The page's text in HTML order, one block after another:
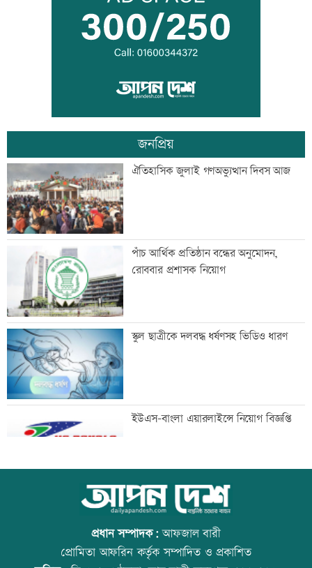
সূচকের উত্থানে লেনদেন ৯০৮ কোটি টাকা
শেখ হাসিনা-হাদির খুনিদের ফেরত চায়
বাংলাদেশ
বেসরকারি গবেষণা সংস্থা সিপিডিতে চাকরির
সুযোগ
আলোচনা খুব ভালো হয়েছে, সবই ইতিবাচক:
ভারতের হাইকমিশনার
মানবিক বিভাগের অর্ধেকের বেশি শিক্ষার্থী
অকৃতকার্য
মেধার শতভাগ নিরপেক্ষ মূল্যায়ন নিশ্চিত করা
হয়েছে: মাহ্দী আমিন
জনপ্রিয়
ঐতিহাসিক জুলাই গণঅভ্যুত্থান দিবস আজ
পাঁচ আর্থিক প্রতিষ্ঠান বন্ধের অনুমোদন,
রোববার প্রশাসক নিয়োগ
স্কুল ছাত্রীকে দলবদ্ধ ধর্ষণসহ ভিডিও ধারণ
ইউএস-বাংলা এয়ারলাইন্সে নিয়োগ বিজ্ঞপ্তি
আজ স্বর্ণ-রুপা যে দামে বিক্রি হচ্ছে
প্রধান সম্পাদক:আফজাল বারী
প্রোমিতা আফরিন কর্তৃক সম্পাদিত ও প্রকাশিত